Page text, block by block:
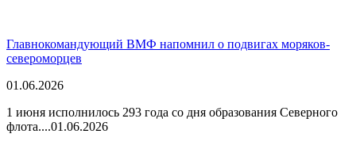
Главнокомандующий ВМФ напомнил о подвигах моряков-
североморцев
01.06.2026
1 июня исполнилось 293 года со дня образования Северного
флота....01.06.2026